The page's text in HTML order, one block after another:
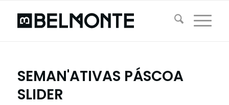
SEMAN'ATIVAS PÁSCOA
SLIDER